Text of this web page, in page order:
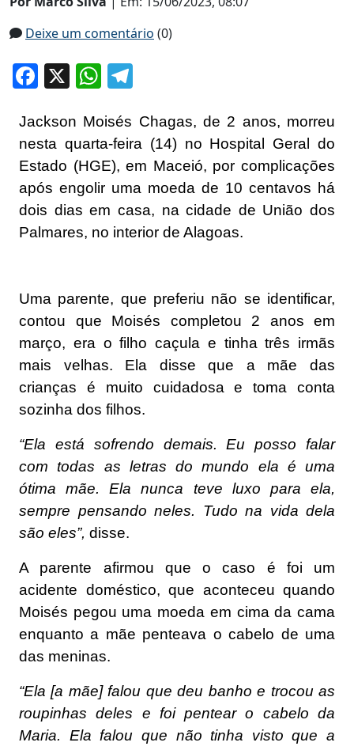
Deixe um comentário (0)
Facebook
X WhatsApp
Jackson Moisés Chagas, de 2 anos, morreu
nesta quarta-feira (14) no Hospital Geral do
Estado (HGE), em Maceió, por complicações
após engolir uma moeda de 10 centavos há
dois dias em casa, na cidade de União dos
Palmares, no interior de Alagoas.
Uma parente, que preferiu não se identificar,
contou que Moisés completou 2 anos em
março, era o filho caçula e tinha três irmãs
mais velhas. Ela disse que a mãe das
crianças é muito cuidadosa e toma conta
sozinha dos filhos.
“Ela está sofrendo demais. Eu posso falar
com todas as letras do mundo ela é uma
ótima mãe. Ela nunca teve luxo para ela,
sempre pensando neles. Tudo na vida dela
são eles”, disse.
A parente afirmou que o caso é foi um
acidente doméstico, que aconteceu quando
Moisés pegou uma moeda em cima da cama
enquanto a mãe penteava o cabelo de uma
das meninas.
“Ela [a mãe] falou que deu banho e trocou as
roupinhas deles e foi pentear o cabelo da
Maria. Ela falou que não tinha visto que a